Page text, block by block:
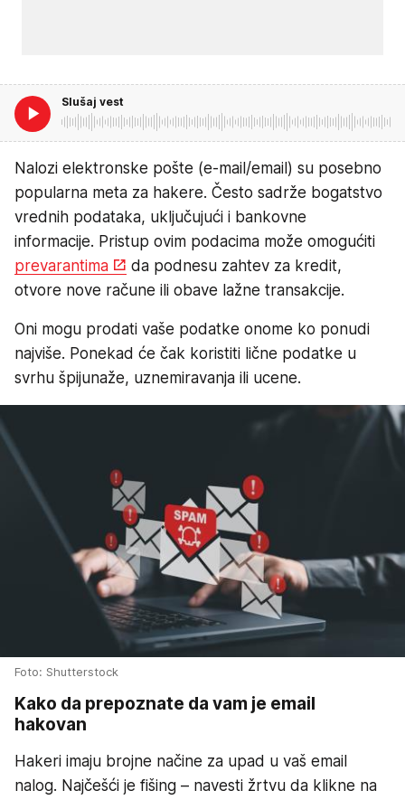
Slušaj vest
Nalozi elektronske pošte (e-mail/email) su posebno
popularna meta za hakere. Često sadrže bogatstvo
vrednih podataka, uključujući i bankovne
informacije. Pristup ovim podacima može omogućiti
prevarantima
da podnesu zahtev za kredit,
otvore nove račune ili obave lažne transakcije.
Oni mogu prodati vaše podatke onome ko ponudi
najviše. Ponekad će čak koristiti lične podatke u
svrhu špijunaže, uznemiravanja ili ucene.
Foto: Shutterstock
Kako da prepoznate da vam je email
hakovan
Hakeri imaju brojne načine za upad u vaš email
nalog. Najčešći je fišing – navesti žrtvu da klikne na